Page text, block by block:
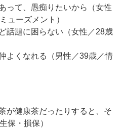
って、愚痴りたいから（女性
ューズメント）
話題に困らない（女性／28歳
よくなれる（男性／39歳／情
が健康茶だったりすると、そ
保・損保）